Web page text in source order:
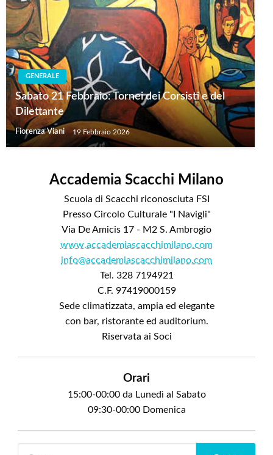
GENERALE
Sabato 21 Febbraio: Tornei dei Corsisti e del
Dilettante
Fiorenza Viani 19 Febbraio 2026
Accademia Scacchi Milano
Scuola di Scacchi riconosciuta FSI
Presso Circolo Culturale "I Navigli"
Via De Amicis 17 - M2 S. Ambrogio
www.accademiascacchimilano.com
info@accademiascacchimilano.com
Tel. 328 7194921
C.F. 97419000159
Sede climatizzata, ampia ed elegante
con bar, ristorante ed auditorium.
Riservata ai Soci
Orari
15:00-00:00 da Lunedì al Sabato
09:30-00:00 Domenica